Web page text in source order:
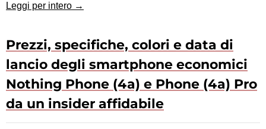
Leggi per intero →
Prezzi, specifiche, colori e data di
lancio degli smartphone economici
Nothing Phone (4a) e Phone (4a) Pro
da un insider affidabile